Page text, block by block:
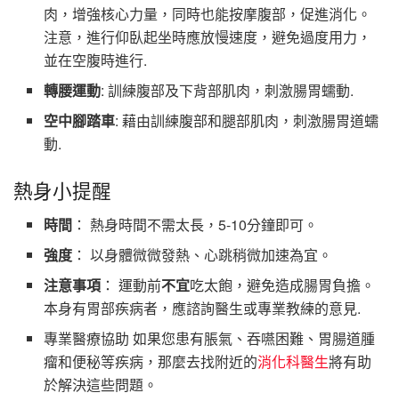
肉，增強核心力量，同時也能按摩腹部，促進消化。
注意，進行仰臥起坐時應放慢速度，避免過度用力，
並在空腹時進行.
轉腰運動: 訓練腹部及下背部肌肉，刺激腸胃蠕動.
空中腳踏車: 藉由訓練腹部和腿部肌肉，刺激腸胃道蠕
動.
熱身小提醒
時間 ： 熱身時間不需太長，5-10分鐘即可。
強度 ： 以身體微微發熱、心跳稍微加速為宜。
注意事項 ： 運動前不宜吃太飽，避免造成腸胃負擔。
本身有胃部疾病者，應諮詢醫生或專業教練的意見.
專業醫療協助 如果您患有脹氣、吞嚥困難、胃腸道腫
瘤和便秘等疾病，那麼去找附近的消化科醫生將有助
於解決這些問題。